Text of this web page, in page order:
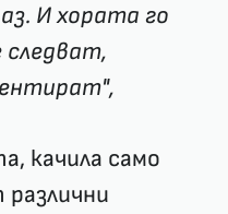
И хората го
качила само